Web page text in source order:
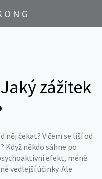
zážitek
něj čekat? V čem se liší od
Když někdo sáhne po
efekt, méně
vedlejší účinky. Ale